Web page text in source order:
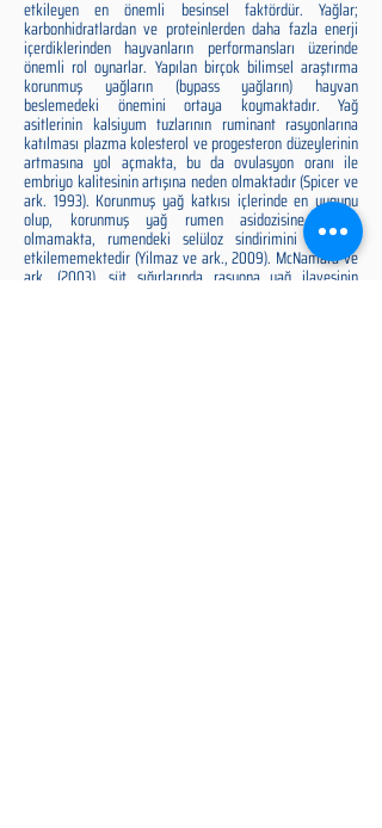
etkileyen en önemli besinsel faktördür. Yağlar;
karbonhidratlardan ve proteinlerden daha fazla enerji
içerdiklerinden hayvanların performansları üzerinde
önemli rol oynarlar. Yapılan birçok bilimsel araştırma
korunmuş yağların (bypass yağların) hayvan
beslemedeki önemini ortaya koymaktadır. Yağ
asitlerinin kalsiyum tuzlarının ruminant rasyonlarına
katılması plazma kolesterol ve progesteron düzeylerinin
artmasına yol açmakta, bu da ovulasyon oranı ile
embriyo kalitesinin artışına neden olmaktadır (Spicer ve
ark. 1993). Korunmuş yağ katkısı içlerinde en uygunu
olup, korunmuş yağ rumen asidozisine neden
olmamakta, rumendeki selüloz sindirimini olumsuz
etkilememektedir (Yilmaz ve ark., 2009). McNamara ve
ark. (2003), süt sığırlarında rasyona yağ ilavesinin